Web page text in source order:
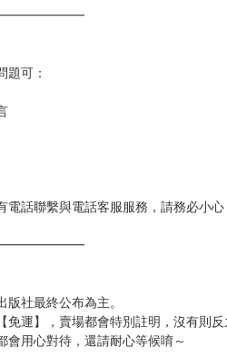
（２圈）＋ＰＥ破壞袋（快遞袋）
（４～５圈）＋ＰＥ破壞袋（快遞袋
（２圈）＋紙箱出貨
需要可至賣場加購）
goods_detail.php?gid=3104440